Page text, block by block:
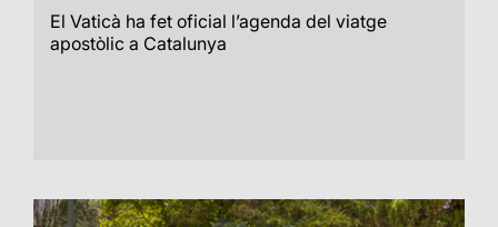
El Vaticà ha fet oficial l’agenda del viatge
apostòlic a Catalunya